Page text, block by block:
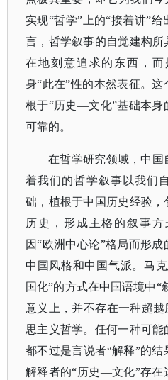
实现“哲学”上的“接着讲”
言，哲学叙事的自觉建构
在地刻意追求的东西，
身“此在”性的本然表征。
根于“历史—文化”基础本身
可靠的。
在哲学研究领域，中国
着我们的哲学叙事以我们
础，植根于中国历史经验
历史，形成主格的叙事
因“欧洲中心论”格局而形
中国风格和中国气派。 马
国化”的方式在中国语境中“
意义上，并不存在一种超
思主义哲学。任何一种可能
都不过是言说者“解释”的
解释者的“历史—文化”存在